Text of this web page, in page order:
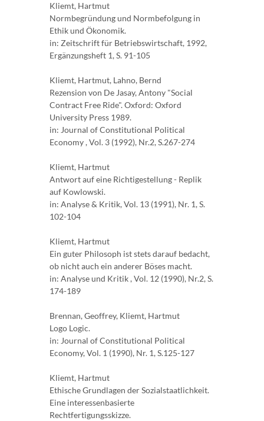
Kliemt, Hartmut
Normbegründung und Normbefolgung in
Ethik und Ökonomik.
in: Zeitschrift für Betriebswirtschaft, 1992,
Ergänzungsheft 1, S. 91-105
Kliemt, Hartmut, Lahno, Bernd
Rezension von De Jasay, Antony "Social
Contract Free Ride". Oxford: Oxford
University Press 1989.
in: Journal of Constitutional Political
Economy , Vol. 3 (1992), Nr.2, S.267-274
Kliemt, Hartmut
Antwort auf eine Richtigestellung - Replik
auf Kowlowski.
in: Analyse & Kritik, Vol. 13 (1991), Nr. 1, S.
102-104
Kliemt, Hartmut
Ein guter Philosoph ist stets darauf bedacht,
ob nicht auch ein anderer Böses macht.
in: Analyse und Kritik , Vol. 12 (1990), Nr.2, S.
174-189
Brennan, Geoffrey, Kliemt, Hartmut
Logo Logic.
in: Journal of Constitutional Political
Economy, Vol. 1 (1990), Nr. 1, S.125-127
Kliemt, Hartmut
Ethische Grundlagen der Sozialstaatlichkeit.
Eine interessenbasierte
Rechtfertigungsskizze.